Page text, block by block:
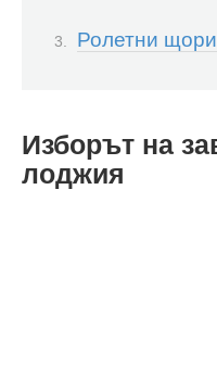
Ролетни
Изборът на
лоджия